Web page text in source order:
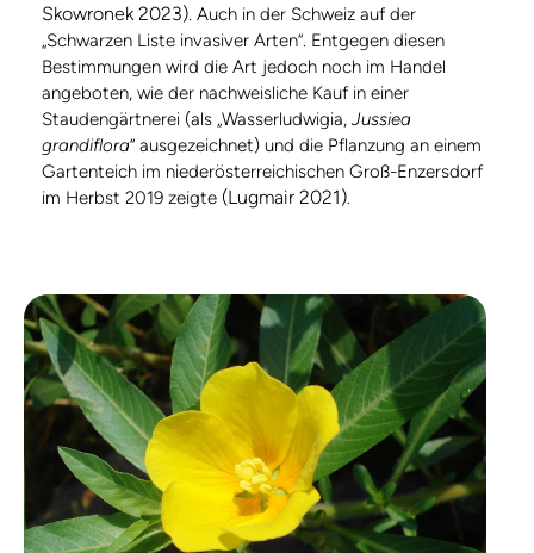
Skowronek 2023). Auch in der Schweiz auf der
„Schwarzen Liste invasiver Arten“. Entgegen diesen
Bestimmungen wird die Art jedoch noch im Handel
angeboten, wie der nachweisliche Kauf in einer
Staudengärtnerei (als „Wasserludwigia,Jussiea
grandiflora“ ausgezeichnet) und die Pflanzung an einem
Gartenteich im niederösterreichischen Groß-Enzersdorf
im Herbst 2019 zeigte (Lugmair 2021).